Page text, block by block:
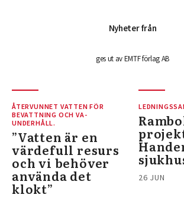
Nyheter från
ges ut av EMTF förlag AB
ÅTERVUNNET VATTEN FÖR
BEVATTNING OCH VA-
UNDERHÅLL.
”Vatten är en
värdefull resurs
och vi behöver
använda det
klokt”
26 JUN